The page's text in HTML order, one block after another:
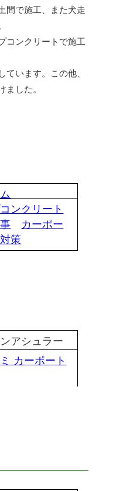
間で施工、また犬走
コンクリートで施工
ています。この他、
ました。
ンクリート
カーポー
策
アシュラー
カーポート